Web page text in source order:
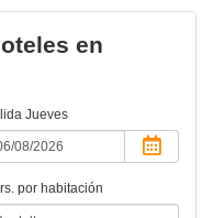
en
Jueves
por habitación